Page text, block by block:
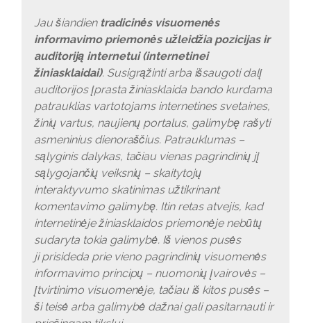
Jau šiandien tradicinės visuomenės
informavimo priemonės užleidžia pozicijas ir
auditoriją internetui (internetinei
žiniasklaidai). Susigrąžinti arba išsaugoti dalį
auditorijos įprasta žiniasklaida bando kurdama
patrauklias vartotojams internetines svetaines,
žinių vartus, naujienų portalus, galimybę rašyti
asmeninius dienoraščius. Patrauklumas –
sąlyginis dalykas, tačiau vienas pagrindinių jį
sąlygojančių veiksnių – skaitytojų
interaktyvumo skatinimas užtikrinant
komentavimo galimybę. Itin retas atvejis, kad
internetinėje žiniasklaidos priemonėje nebūtų
sudaryta tokia galimybė. Iš vienos pusės
ji prisideda prie vieno pagrindinių visuomenės
informavimo principų – nuomonių įvairovės –
įtvirtinimo visuomenėje, tačiau iš kitos pusės –
ši teisė arba galimybė dažnai gali pasitarnauti ir